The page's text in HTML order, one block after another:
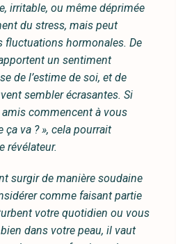
irritable, ou même déprimée
du stress, mais peut
fluctuations hormonales. De
un sentiment
de l’estime de soi, et de
sembler écrasantes. Si
commencent à vous
ça va ? », cela pourrait
révélateur.
surgir de manière soudaine
comme faisant partie
votre quotidien ou vous
dans votre peau, il vaut